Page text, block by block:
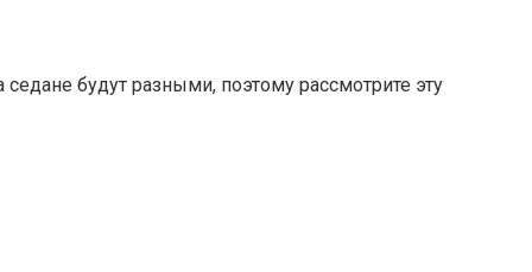
будут разными, поэтому рассмотрите эту